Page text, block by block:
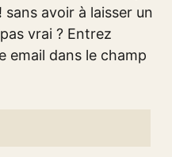
sans avoir à laisser un
vrai ? Entrez
email dans le champ